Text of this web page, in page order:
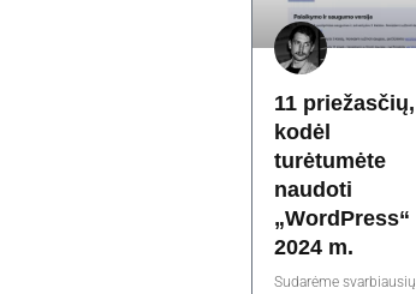
11 priežasčių,
kodėl
turėtumėte
naudoti
„WordPress“
2024 m.
Sudarėme svarbiausių